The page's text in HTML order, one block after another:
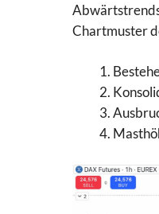
Chartmuster